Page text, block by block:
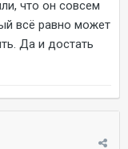
что он совсем
всё равно может
Да и достать